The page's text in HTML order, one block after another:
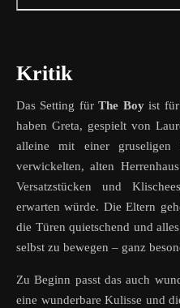
Kritik
Das Setting fürThe Boyist für
haben Greta, gespielt von
alleine mit einer gruseligen
verwickelten, alten
Versatzstücken und
erwarten würde. Die Eltern
die Türen quietschend und
selbst zu bewegen – ganz
Zu Beginn passt das auch
eine wunderbare Kulisse und